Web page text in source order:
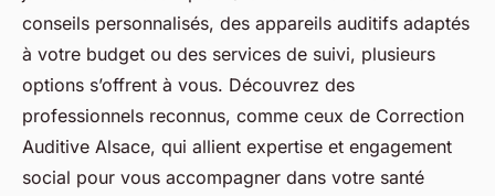
oberhausbergen facilement
fabienne •8 avril 2025•7 min de lecture
conseils personnalisés, des appareils auditifs adaptés
à votre budget ou des services de suivi, plusieurs
options s’offrent à vous. Découvrez des
professionnels reconnus, comme ceux de Correction
Auditive Alsace, qui allient expertise et engagement
social pour vous accompagner dans votre santé